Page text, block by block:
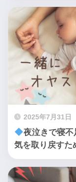
2025年7月31日
夜泣きで寝
気を取り戻すた